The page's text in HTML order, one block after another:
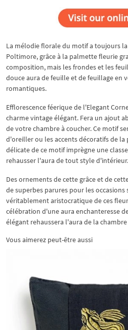
La mélodie florale du motif a toujours
Poltimore, grâce à la palmette fleurie
composition, mais les frondes et les
douce aura de feuille et de feuillage en
romantiques.
Efflorescence féerique de l'Elegant
charme vintage élégant. Fera un ajout
de votre chambre à coucher. Ce motif
d'oreiller ou les accents décoratifs de la
délicate de ce motif imprègne une
rehausser l'aura de tout style d'intérieur.
Des ornements de cette grâce et de
de superbes parures pour les occasions
véritablement aristocratique de ces
célébration d'une aura enchanteresse
élégant rehaussera l'aura de la chambre
Vous aimerez peut-être aussi